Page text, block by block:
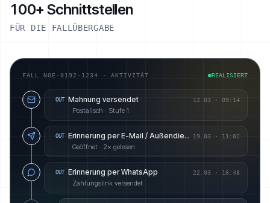
100+ Schnittstellen
FÜR DIE FALLÜBERGABE
FALL NOE-0192-1234 · AKTIVITÄT REALISIERT
OUT Mahnung versendet 12.03 · 09:14
Postalisch · Stufe 1
OUT Erinnerung per E-Mail / Außendienst angekündigt 19.03 · 11:02
Geöffnet · 2× gelesen
OUT Erinnerung per WhatsApp 22.03 · 16:48
Zahlungslink versendet